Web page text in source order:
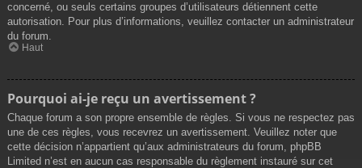
concerné, ou seuls certains groupes d’utilisateurs détiennent cette
autorisation. Pour plus d’informations, veuillez contacter un administrateur
du forum.
Haut
Pourquoi ai-je reçu un avertissement ?
Chaque forum a son propre ensemble de règles. Si vous ne respectez pas
une de ces règles, vous recevrez un avertissement. Veuillez noter que
cette décision n’appartient qu’aux administrateurs du forum, phpBB
Limited n’est en aucun cas responsable du règlement instauré sur cet